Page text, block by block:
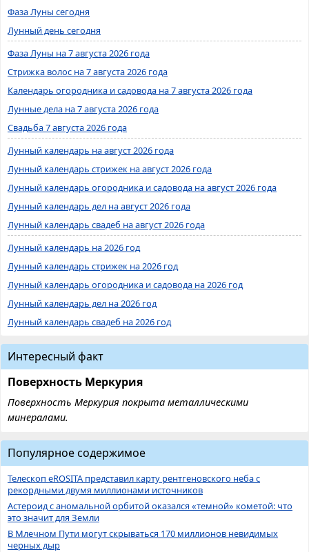
Фаза Луны сегодня
Лунный день сегодня
Фаза Луны на 7 августа 2026 года
Стрижка волос на 7 августа 2026 года
Календарь огородника и садовода на 7 августа 2026 года
Лунные дела на 7 августа 2026 года
Свадьба 7 августа 2026 года
Лунный календарь на август 2026 года
Лунный календарь стрижек на август 2026 года
Лунный календарь огородника и садовода на август 2026 года
Лунный календарь дел на август 2026 года
Лунный календарь свадеб на август 2026 года
Лунный календарь на 2026 год
Лунный календарь стрижек на 2026 год
Лунный календарь огородника и садовода на 2026 год
Лунный календарь дел на 2026 год
Лунный календарь свадеб на 2026 год
Интересный факт
Поверхность Меркурия
Поверхность Меркурия покрыта металлическими
минералами.
Популярное содержимое
Телескоп eROSITA представил карту рентгеновского неба с
рекордными двумя миллионами источников
Астероид с аномальной орбитой оказался «темной» кометой: что
это значит для Земли
В Млечном Пути могут скрываться 170 миллионов невидимых
черных дыр